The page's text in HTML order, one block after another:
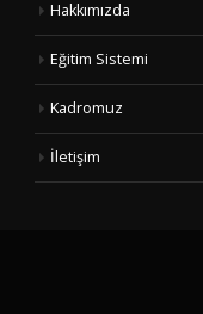
Hakkımızda
Eğitim Sistemi
Kadromuz
İletişim